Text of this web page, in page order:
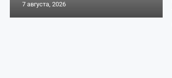
7 августа, 2026